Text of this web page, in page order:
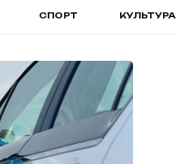
СПОРТ КУЛЬТУРА